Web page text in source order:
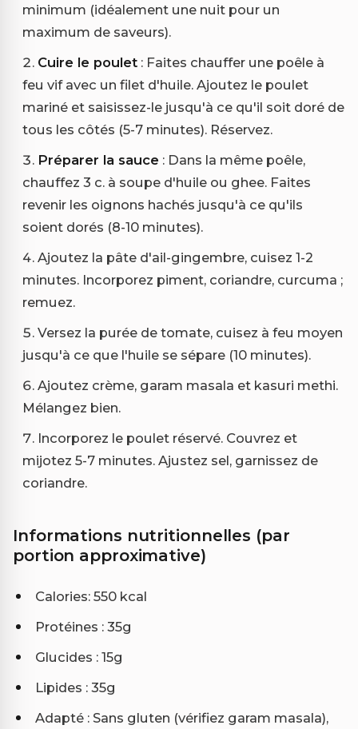
minimum (idéalement une nuit pour un
maximum de saveurs).
Cuire le poulet : Faites chauffer une poêle à
feu vif avec un filet d'huile. Ajoutez le poulet
mariné et saisissez-le jusqu'à ce qu'il soit doré de
tous les côtés (5-7 minutes). Réservez.
Préparer la sauce : Dans la même poêle,
chauffez 3 c. à soupe d'huile ou ghee. Faites
revenir les oignons hachés jusqu'à ce qu'ils
soient dorés (8-10 minutes).
Ajoutez la pâte d'ail-gingembre, cuisez 1-2
minutes. Incorporez piment, coriandre, curcuma ;
remuez.
Versez la purée de tomate, cuisez à feu moyen
jusqu'à ce que l'huile se sépare (10 minutes).
Ajoutez crème, garam masala et kasuri methi.
Mélangez bien.
Incorporez le poulet réservé. Couvrez et
mijotez 5-7 minutes. Ajustez sel, garnissez de
coriandre.
Informations nutritionnelles (par
portion approximative)
Calories: 550 kcal
Protéines : 35g
Glucides : 15g
Lipides : 35g
Adapté : Sans gluten (vérifiez garam masala),